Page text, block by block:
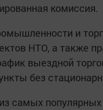
комиссия.
и
НТО, а также
выездной
без
самых